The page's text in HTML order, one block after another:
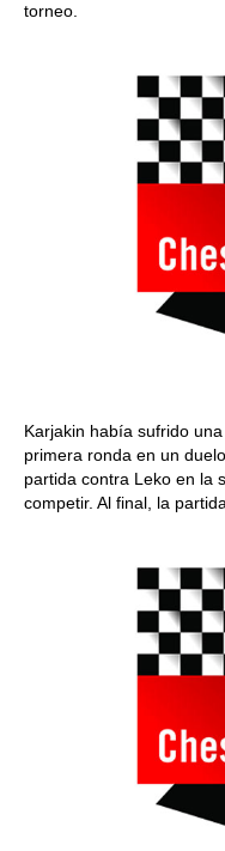
torneo.
Karjakin había sufrido
primera ronda en un
partida contra Leko en la
competir. Al final, la